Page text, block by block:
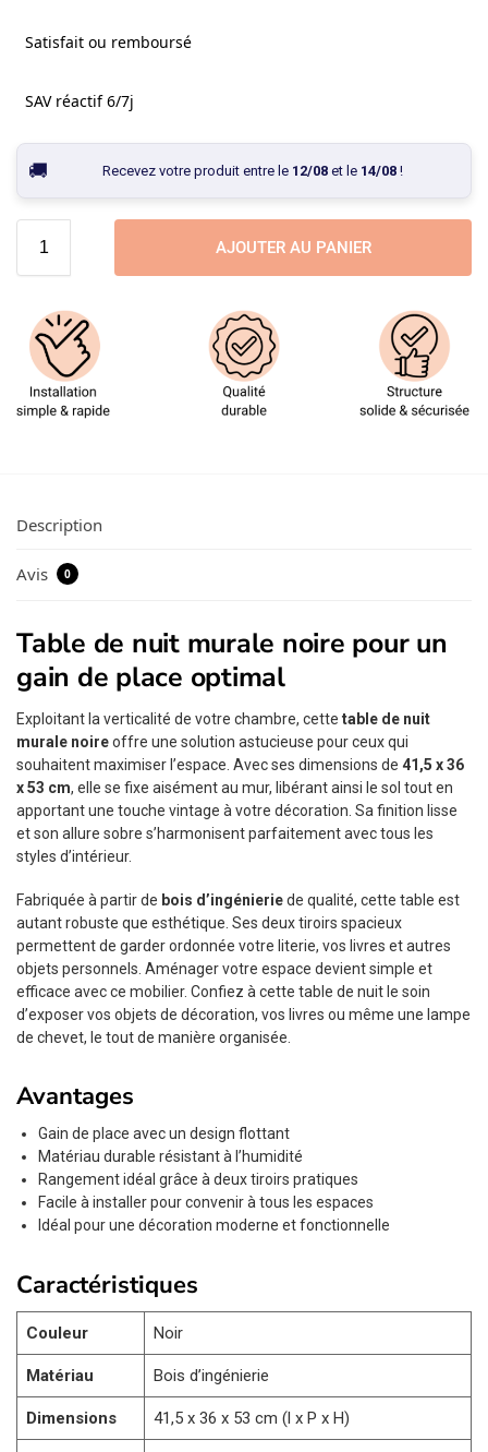
Satisfait ou remboursé
SAV réactif 6/7j
Recevez votre produit entre le 12/08et le 14/08!
AJOUTER AU PANIER
Description
Avis 0
Table de nuit murale noire pour un
gain de place optimal
Exploitant la verticalité de votre chambre, cette table de nuit
murale noireoffre une solution astucieuse pour ceux qui
souhaitent maximiser l’espace. Avec ses dimensions de 41,5 x 36
x 53 cm, elle se fixe aisément au mur, libérant ainsi le sol tout en
apportant une touche vintage à votre décoration. Sa finition lisse
et son allure sobre s’harmonisent parfaitement avec tous les
styles d’intérieur.
Fabriquée à partir de bois d’ingénieriede qualité, cette table est
autant robuste que esthétique. Ses deux tiroirs spacieux
permettent de garder ordonnée votre literie, vos livres et autres
objets personnels. Aménager votre espace devient simple et
efficace avec ce mobilier. Confiez à cette table de nuit le soin
d’exposer vos objets de décoration, vos livres ou même une lampe
de chevet, le tout de manière organisée.
Avantages
Gain de place avec un design flottant
Matériau durable résistant à l’humidité
Rangement idéal grâce à deux tiroirs pratiques
Facile à installer pour convenir à tous les espaces
Idéal pour une décoration moderne et fonctionnelle
Caractéristiques
Couleur Noir
Matériau Bois d’ingénierie
Dimensions 41,5 x 36 x 53 cm (l x P x H)